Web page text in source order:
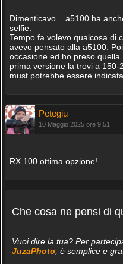
Dimenticavo... a5100 ha
selfie.
Tempo fa volevo qualcosa di
avevo pensato alla a5100.
occasione ed ho preso
prima versione la trovi a
must potrebbe essere indicata
Petegiu
10 Maggio 2025 ore 9:51
RX 100 ottima opzione!
Che cosa ne pensi di
Vuoi dire la tua? Per
JuzaPhoto , è semplice e